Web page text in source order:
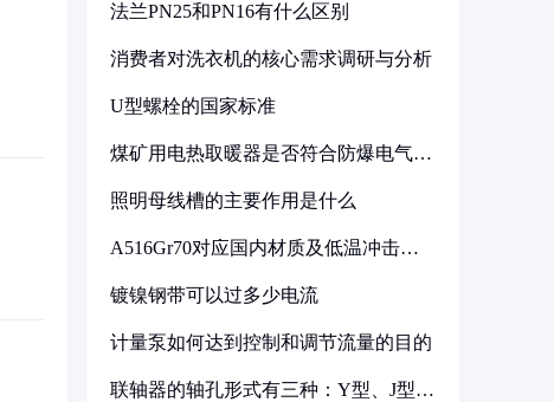
法兰PN25和PN16有什么区别
消费者对洗衣机的核心需求调研与分析
U型螺栓的国家标准
煤矿用电热取暖器是否符合防爆电气设
照明母线槽的主要作用是什么
A516Gr70对应国内材质及低温冲击要
镀镍钢带可以过多少电流
计量泵如何达到控制和调节流量的目的
联轴器的轴孔形式有三种：Y型、J型、